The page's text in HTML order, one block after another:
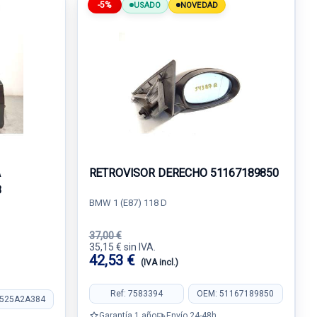
-5% USADO NOVEDAD
RETROVISOR DERECHO 51167189850
BMW 1 (E87) 118 D
37,00 €
35,15 € sin IVA.
42,53 € (IVA incl.)
Ref: 7583394 OEM: 51167189850